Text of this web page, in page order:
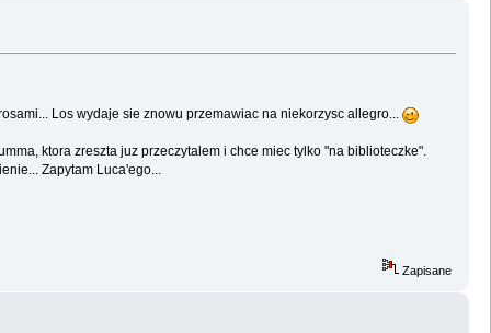
Los wydaje sie znowu przemawiac na niekorzysc allegro...
ktora zreszta juz przeczytalem i chce miec tylko "na biblioteczke".
Zapytam Luca'ego...
Zapisane